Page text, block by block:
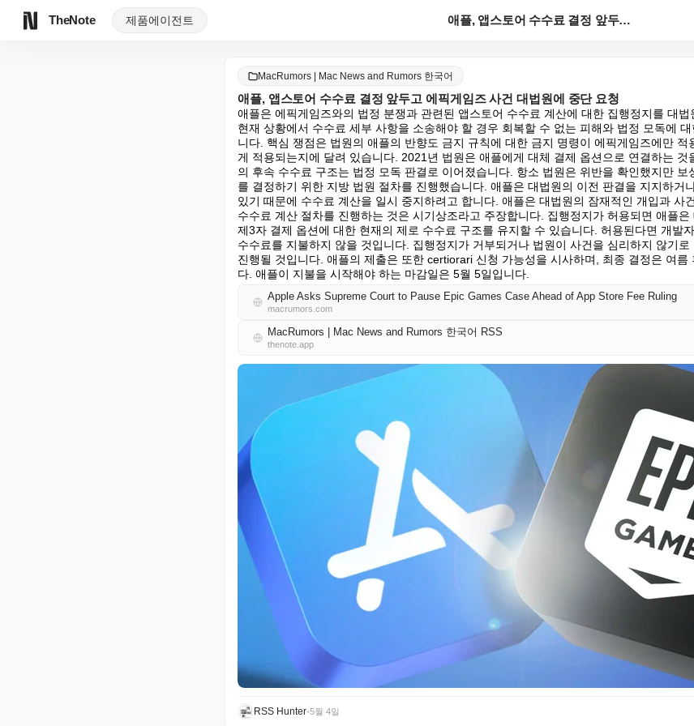
TheNote 제품에이전트 애플, 앱스토어 수수료 결정 앞두고 에픽게임즈 사건 대...
MacRumors | Mac News and Rumors 한국어
애플, 앱스토어 수수료 결정 앞두고 에픽게임즈 사건 대법원에 중단 요청
애플은 에픽게임즈와의 법정 분쟁과 관련된 앱스토어 수수료 계산에 대한 집행정지를 대
현재 상황에서 수수료 세부 사항을 소송해야 할 경우 회복할 수 없는 피해와 법정 모독에
니다. 핵심 쟁점은 법원의 애플의 반향도 금지 규칙에 대한 금지 명령이 에픽게임즈에만 적
게 적용되는지에 달려 있습니다. 2021년 법원은 애플에게 대체 결제 옵션으로 연결하는 것
의 후속 수수료 구조는 법정 모독 판결로 이어졌습니다. 항소 법원은 위반을 확인했지만 보
를 결정하기 위한 지방 법원 절차를 진행했습니다. 애플은 대법원의 이전 판결을 지지하거
있기 때문에 수수료 계산을 일시 중지하려고 합니다. 애플은 대법원의 잠재적인 개입과 사
수수료 계산 절차를 진행하는 것은 시기상조라고 주장합니다. 집행정지가 허용되면 애플
제3자 결제 옵션에 대한 현재의 제로 수수료 구조를 유지할 수 있습니다. 허용된다면 개발
수수료를 지불하지 않을 것입니다. 집행정지가 거부되거나 법원이 사건을 심리하지 않기
진행될 것입니다. 애플의 제출은 또한 certiorari 신청 가능성을 시사하며, 최종 결정은 여름
다. 애플이 지불을 시작해야 하는 마감일은 5월 5일입니다.
Apple Asks Supreme Court to Pause Epic Games Case Ahead of App Store Fee Ruling
macrumors.com
MacRumors | Mac News and Rumors 한국어 RSS
thenote.app
RSS Hunter•5월 4일